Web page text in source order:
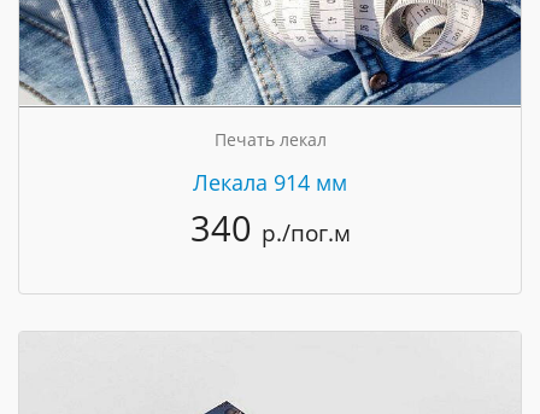
Печать лекал
Лекала 914 мм
340 р./пог.м